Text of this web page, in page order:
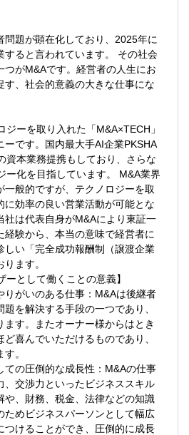
は現在国内最多の案件数を抱えてい
の案件に対して、専門的な観点から
イスやディールのサポートを行って
きます。
に成約に導いていただくため、自身
価値を強く感じられるポジションで
同社には大型案件も一定数あり、ま
件規模に関わらず複雑なスキームを
るケースも多くあるため、そういっ
で知識や経験を存分に活かしていた
とができます。
らも社外からも感謝される、非常に
いのあるポジションです。
問題が顕在化しており、2025年に
すると言われています。 その社会
つがM&Aです。経営者の人生にお
す、社会的意義の大きな仕事にな
ジーを取り入れた「M&A×TECH」
です。国内最大手AI企業PKSHA
資本業務提携もしており、さらな
ー化を目指しています。 M&A業界
一般的ですが、テクノロジーを取
に効率の良い営業活動が可能とな
社は代表自身がM&Aにより東証一
経験から、本当の意味で経営者に
しい「完全成功報酬制（譲渡企業
ます。
ーとして働くことの意義】
がいのある仕事：M&Aは後継者
を解決する手段の一つであり、
ます。またオーナー様からはとき
喜んでいただけるものであり、
。
の圧倒的な成長性：M&Aの仕事
、交渉力といったビジネススキル
や、財務、税金、法律などの知識
ためビジネスパーソンとして幅広
つけることができ、圧倒的に成長